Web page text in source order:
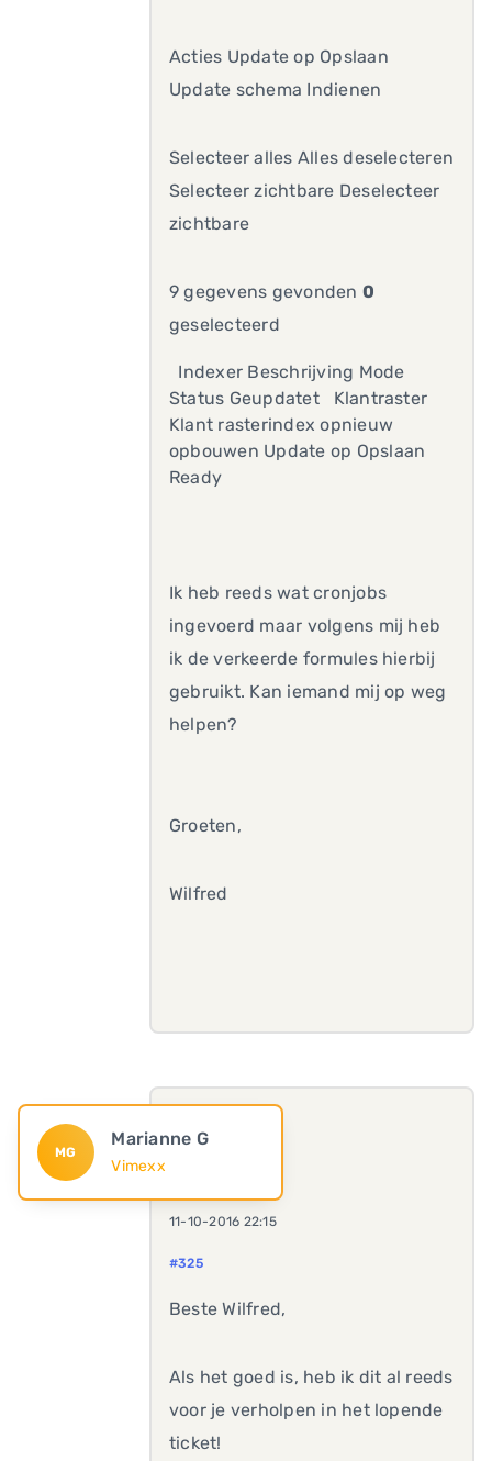
Acties Update op Opslaan
Update schema Indienen
Selecteer alles Alles deselecteren
Selecteer zichtbare Deselecteer
zichtbare
9 gegevens gevonden 0
geselecteerd
Indexer Beschrijving Mode
Status Geupdatet Klantraster
Klant rasterindex opnieuw
opbouwen Update op Opslaan
Ready
Ik heb reeds wat cronjobs
ingevoerd maar volgens mij heb
ik de verkeerde formules hierbij
gebruikt. Kan iemand mij op weg
helpen?
Groeten,
Wilfred
MG
Marianne G
Vimexx
11-10-2016 22:15
#325
Beste Wilfred,
Als het goed is, heb ik dit al reeds
voor je verholpen in het lopende
ticket!